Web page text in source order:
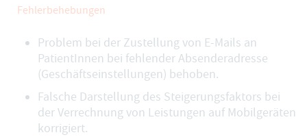
Fehlerbehebungen
Problem bei der Zustellung von E-Mails an
PatientInnen bei fehlender Absenderadresse
(Geschäftseinstellungen) behoben.
Falsche Darstellung des Steigerungsfaktors bei
der Verrechnung von Leistungen auf Mobilgeräten
korrigiert.